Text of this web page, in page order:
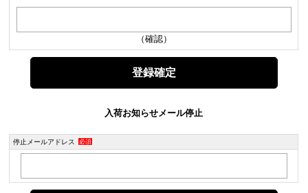
（確認）
入荷お知らせメール停止
停止メールアドレス 必須